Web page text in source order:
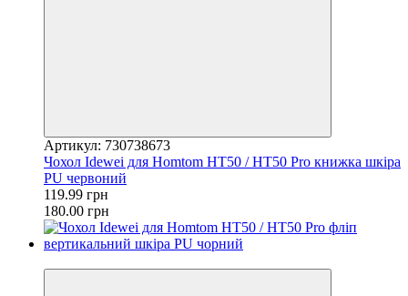
Артикул: 730738673
Чохол Idewei для Homtom HT50 / HT50 Pro книжка шкіра
PU червоний
119.99 грн
180.00 грн